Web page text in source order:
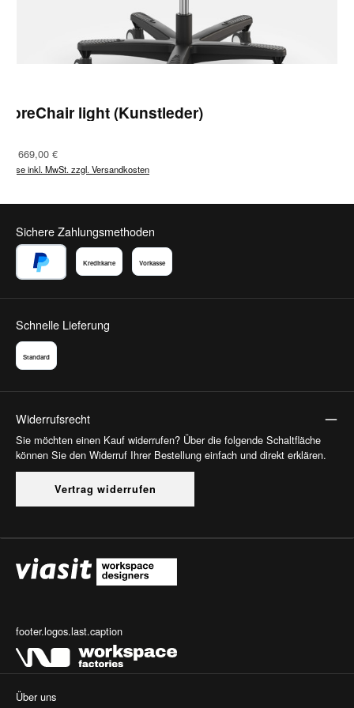
CoreChair light (Kunstleder)
Regulärer Preis:
669,00 €
Preise inkl. MwSt. zzgl. Versandkosten
Sichere Zahlungsmethoden
Kreditkarte Vorkasse
Schnelle Lieferung
Standard
Widerrufsrecht
Sie möchten einen Kauf widerrufen? Über die folgende Schaltfläche
können Sie den Widerruf Ihrer Bestellung einfach und direkt erklären.
Vertrag widerrufen
footer.logos.last.caption
Über uns